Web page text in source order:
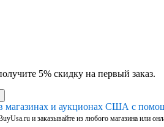
5% скидку на первый заказ.
магазинах и аукционах США с
и заказывайте из любого магазина или